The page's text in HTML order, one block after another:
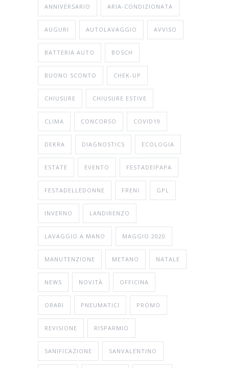
ANNIVERSARIO ARIA-CONDIZIONATA
AUGURI AUTOLAVAGGIO AVVISO
BATTERIA AUTO BOSCH
BUONO SCONTO CHEK-UP
CHIUSURE CHIUSURE ESTIVE
CLIMA CONCORSO COVID19
DEKRA DIAGNOSTICS ECOLOGIA
ESTATE EVENTO FESTADEIPAPA
FESTADELLEDONNE FRENI GPL
INVERNO LANDIRENZO
LAVAGGIO A MANO MAGGIO 2020
MANUTENZIONE METANO NATALE
NEWS NOVITÀ OFFICINA
ORARI PNEUMATICI PROMO
REVISIONE RISPARMIO
SANIFICAZIONE SANVALENTINO